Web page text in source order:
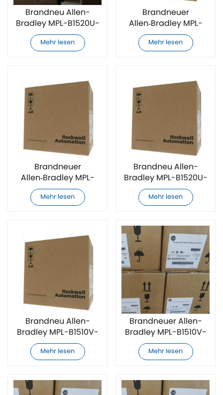
Brandneu Allen-
Bradley MPL-B1520U-
HJ74AA Servomotor
Mehr lesen
Brandneuer
Allen‑Bradley MPL-
B1520U-EJ74AA
Servomotor
Mehr lesen
Brandneuer
Allen‑Bradley MPL-
B1520F-V-X215
Servomotor
Mehr lesen
Brandneu Allen-
Bradley MPL-B1520U-
HJ72AA Servomotor
Mehr lesen
Brandneu Allen-
Bradley MPL-B1510V-
VJ74AA Servomotor
Mehr lesen
Brandneuer Allen-
Bradley MPL-B1510V-
VJ72AA Servomotor
Mehr lesen